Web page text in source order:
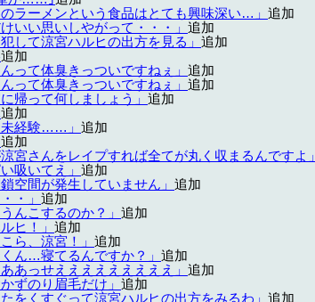
ラーメンという食品はとても興味深い…」 追加
いい思いしやがって・・・」 追加
して涼宮ハルヒの出方を見る」 追加
追加
って体臭きっついですねぇ」 追加
って体臭きっついですねぇ」 追加
帰って何しましょう」 追加
追加
経験……」 追加
追加
宮さんをレイプすれば全てが丸く収まるんですよ」
吸いてえ」 追加
空間が発生していません」 追加
・」 追加
んこするのか？」 追加
ヒ！」 追加
ら、涼宮！」 追加
ん…寝てるんですか？」 追加
あっせえええええええええ」 追加
ずのり眉毛だけ」 追加
をくすぐって涼宮ハルヒの出方をみるわ」 追加